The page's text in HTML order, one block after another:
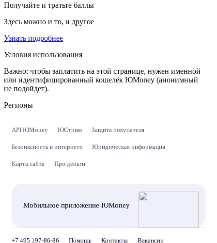
Получайте и тратьте баллы
Здесь можно и то, и другое
Узнать подробнее
Условия использования
Важно: чтобы заплатить на этой странице, нужен именной
или идентифицированный кошелёк ЮMoney (анонимный
не подойдет).
Регионы
API ЮMoney ЮСтрим Защита покупателя
Безопасность в интернете Юридическая информация
Карта сайта Про деньги
Мобильное приложение ЮMoney
+7 495 197-86-86 Помощь Контакты Вакансии